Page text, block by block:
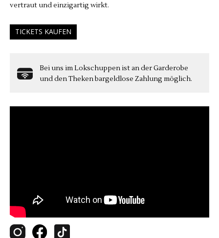
vertraut und einzigartig wirkt.
TICKETS KAUFEN
Bei uns im Lokschuppen ist an der Garderobe
und den Theken bargeldlose Zahlung möglich.